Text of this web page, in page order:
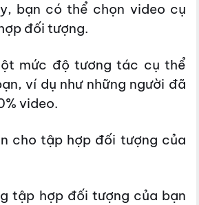
bạn có thể chọn video cụ
đối tượng.
mức độ tương tác cụ thể
ví dụ như những người đã
video.
cho tập hợp đối tượng của
tập hợp đối tượng của bạn